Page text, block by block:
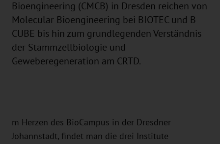
Bioengineering (CMCB) in Dresden reichen von
Molecular Bioengineering bei BIOTEC und B
CUBE bis hin zum grundlegenden Verständnis
der Stammzellbiologie und
Geweberegeneration am CRTD.
m Herzen des BioCampus in der Dresdner
Johannstadt, findet man die drei Institute